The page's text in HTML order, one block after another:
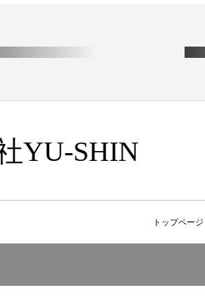
トップページ